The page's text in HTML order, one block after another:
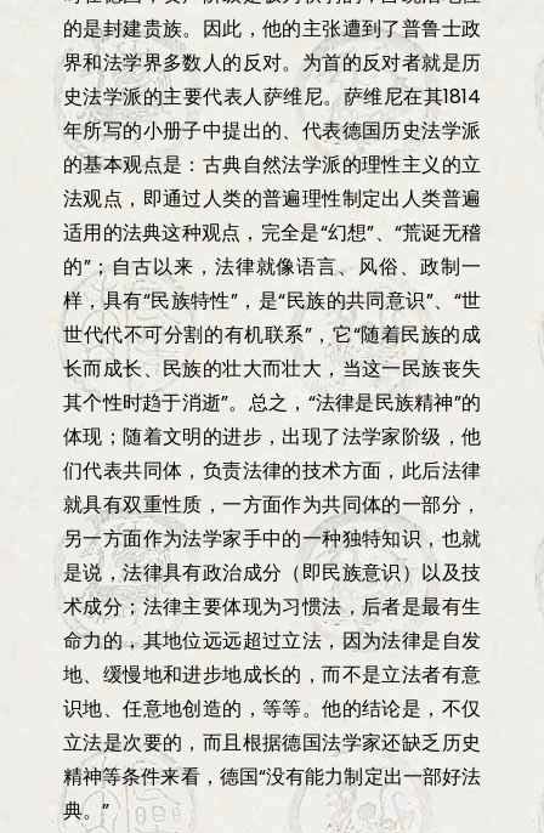
的是封建贵族。因此，他的主张遭到了普鲁士政
界和法学界多数人的反对。为首的反对者就是历
史法学派的主要代表人萨维尼。萨维尼在其1814
年所写的小册子中提出的、代表德国历史法学派
的基本观点是：古典自然法学派的理性主义的立
法观点，即通过人类的普遍理性制定出人类普遍
适用的法典这种观点，完全是“幻想”、 “荒诞无稽
的”；自古以来，法律就像语言、风俗、政制一
样，具有“民族特性”，是“民族的共同意识”、 “世
世代代不可分割的有机联系”，它“随着民族的成
长而成长、民族的壮大而壮大，当这一民族丧失
其个性时趋于消逝”。总之， “法律是民族精神”的
体现；随着文明的进步，出现了法学家阶级，他
们代表共同体，负责法律的技术方面，此后法律
就具有双重性质，一方面作为共同体的一部分，
另一方面作为法学家手中的一种独特知识，也就
是说，法律具有政治成分（即民族意识）以及技
术成分；法律主要体现为习惯法，后者是最有生
命力的，其地位远远超过立法，因为法律是自发
地、缓慢地和进步地成长的，而不是立法者有意
识地、任意地创造的，等等。他的结论是，不仅
立法是次要的，而且根据德国法学家还缺乏历史
精神等条件来看，德国“没有能力制定出一部好法
典。”